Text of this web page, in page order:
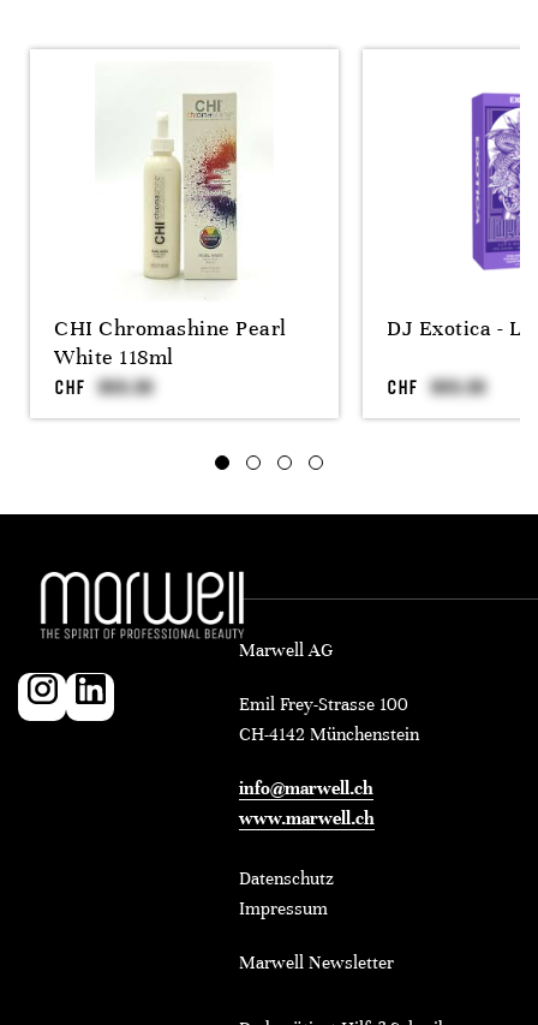
CHI Chromashine Pearl
White 118ml
CHF
DJ Exotica -
CHF
Marwell AG
Emil Frey-Strasse 100
CH-4142 Münchenstein
info@marwell.ch
www.marwell.ch
Datenschutz
Impressum
Marwell Newsletter